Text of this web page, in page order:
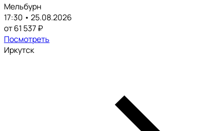
Мельбурн
17:30 • 25.08.2026
от 61 537 ₽
Посмотреть
Иркутск